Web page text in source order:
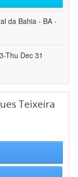
da Bahia - BA -
Thu Dec 31
Teixeira